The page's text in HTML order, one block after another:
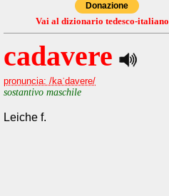
Donazione
Vai al dizionario tedesco-italiano
cadavere
pronuncia: /kaˈdavere/
sostantivo maschile
Leiche f.